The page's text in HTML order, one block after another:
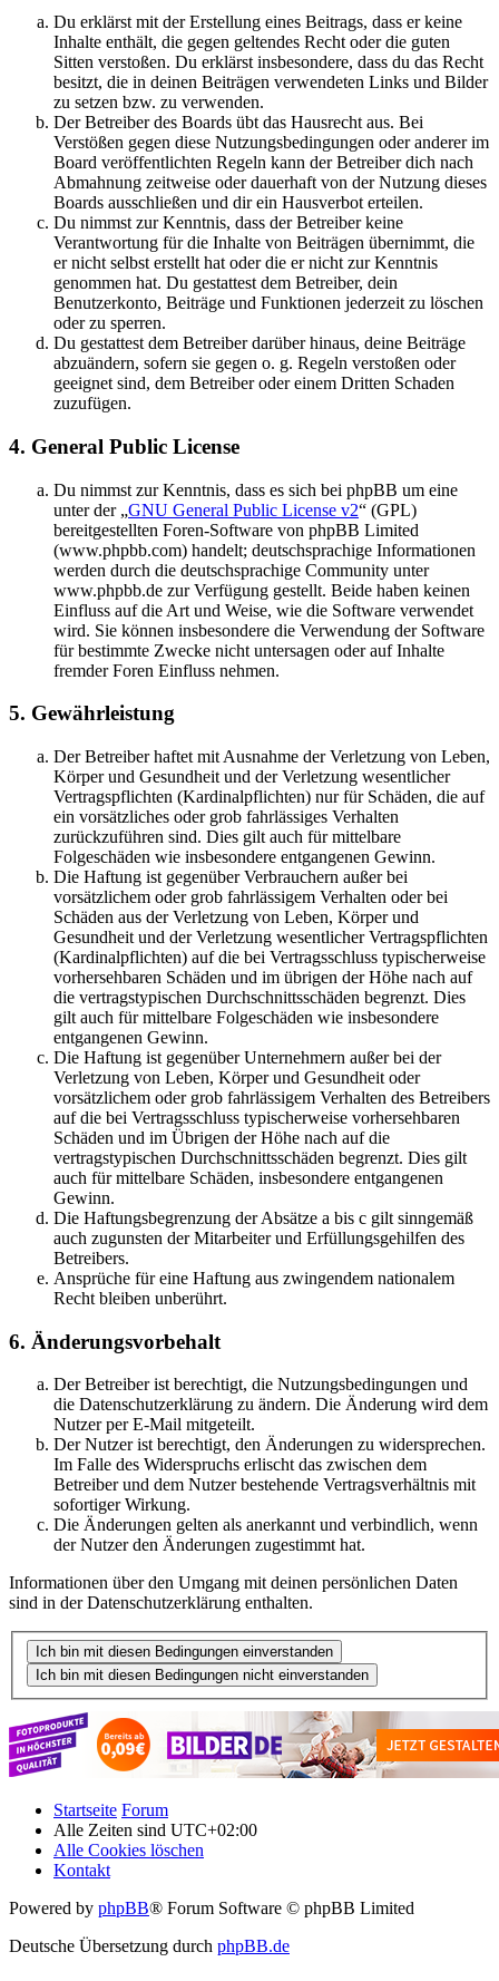
Du erklärst mit der Erstellung eines Beitrags, dass er keine
Inhalte enthält, die gegen geltendes Recht oder die guten
Sitten verstoßen. Du erklärst insbesondere, dass du das Recht
besitzt, die in deinen Beiträgen verwendeten Links und Bilder
zu setzen bzw. zu verwenden.
Der Betreiber des Boards übt das Hausrecht aus. Bei
Verstößen gegen diese Nutzungsbedingungen oder anderer im
Board veröffentlichten Regeln kann der Betreiber dich nach
Abmahnung zeitweise oder dauerhaft von der Nutzung dieses
Boards ausschließen und dir ein Hausverbot erteilen.
Du nimmst zur Kenntnis, dass der Betreiber keine
Verantwortung für die Inhalte von Beiträgen übernimmt, die
er nicht selbst erstellt hat oder die er nicht zur Kenntnis
genommen hat. Du gestattest dem Betreiber, dein
Benutzerkonto, Beiträge und Funktionen jederzeit zu löschen
oder zu sperren.
Du gestattest dem Betreiber darüber hinaus, deine Beiträge
abzuändern, sofern sie gegen o. g. Regeln verstoßen oder
geeignet sind, dem Betreiber oder einem Dritten Schaden
zuzufügen.
4. General Public License
Du nimmst zur Kenntnis, dass es sich bei phpBB um eine
unter der „GNU General Public License v2“ (GPL)
bereitgestellten Foren-Software von phpBB Limited
(www.phpbb.com) handelt; deutschsprachige Informationen
werden durch die deutschsprachige Community unter
www.phpbb.de zur Verfügung gestellt. Beide haben keinen
Einfluss auf die Art und Weise, wie die Software verwendet
wird. Sie können insbesondere die Verwendung der Software
für bestimmte Zwecke nicht untersagen oder auf Inhalte
fremder Foren Einfluss nehmen.
5. Gewährleistung
Der Betreiber haftet mit Ausnahme der Verletzung von Leben,
Körper und Gesundheit und der Verletzung wesentlicher
Vertragspflichten (Kardinalpflichten) nur für Schäden, die auf
ein vorsätzliches oder grob fahrlässiges Verhalten
zurückzuführen sind. Dies gilt auch für mittelbare
Folgeschäden wie insbesondere entgangenen Gewinn.
Die Haftung ist gegenüber Verbrauchern außer bei
vorsätzlichem oder grob fahrlässigem Verhalten oder bei
Schäden aus der Verletzung von Leben, Körper und
Gesundheit und der Verletzung wesentlicher Vertragspflichten
(Kardinalpflichten) auf die bei Vertragsschluss typischerweise
vorhersehbaren Schäden und im übrigen der Höhe nach auf
die vertragstypischen Durchschnittsschäden begrenzt. Dies
gilt auch für mittelbare Folgeschäden wie insbesondere
entgangenen Gewinn.
Die Haftung ist gegenüber Unternehmern außer bei der
Verletzung von Leben, Körper und Gesundheit oder
vorsätzlichem oder grob fahrlässigem Verhalten des Betreibers
auf die bei Vertragsschluss typischerweise vorhersehbaren
Schäden und im Übrigen der Höhe nach auf die
vertragstypischen Durchschnittsschäden begrenzt. Dies gilt
auch für mittelbare Schäden, insbesondere entgangenen
Gewinn.
Die Haftungsbegrenzung der Absätze a bis c gilt sinngemäß
auch zugunsten der Mitarbeiter und Erfüllungsgehilfen des
Betreibers.
Ansprüche für eine Haftung aus zwingendem nationalem
Recht bleiben unberührt.
6. Änderungsvorbehalt
Der Betreiber ist berechtigt, die Nutzungsbedingungen und
die Datenschutzerklärung zu ändern. Die Änderung wird dem
Nutzer per E-Mail mitgeteilt.
Der Nutzer ist berechtigt, den Änderungen zu widersprechen.
Im Falle des Widerspruchs erlischt das zwischen dem
Betreiber und dem Nutzer bestehende Vertragsverhältnis mit
sofortiger Wirkung.
Die Änderungen gelten als anerkannt und verbindlich, wenn
der Nutzer den Änderungen zugestimmt hat.
Informationen über den Umgang mit deinen persönlichen Daten
sind in der Datenschutzerklärung enthalten.
Startseite Forum
Alle Zeiten sind UTC+02:00
Alle Cookies löschen
Kontakt
Powered by phpBB® Forum Software © phpBB Limited
Deutsche Übersetzung durch phpBB.de